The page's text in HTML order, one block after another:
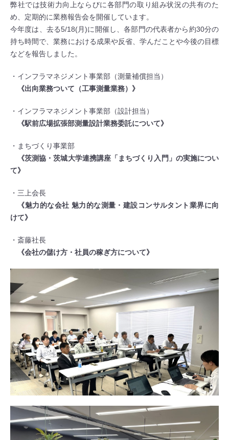
弊社では技術力向上ならびに各部門の取り組み状況の共有のた
め、定期的に業務報告会を開催しています。
今年度は、去る5/18(月)に開催し、各部門の代表者から約30分の
持ち時間で、業務における成果や反省、学んだことや今後の目標
などを報告しました。
・インフラマネジメント事業部（測量補償担当）
《出向業務ついて（工事測量業務）》
・インフラマネジメント事業部（設計担当）
《駅前広場拡張部測量設計業務委託について》
・まちづくり事業部
《茨測協・茨城大学連携講座「まちづくり入門」の実施につい
て》
・三上会長
《魅力的な会社 魅力的な測量・建設コンサルタント業界に向
けて》
・斎藤社長
《会社の儲け方・社員の稼ぎ方について》